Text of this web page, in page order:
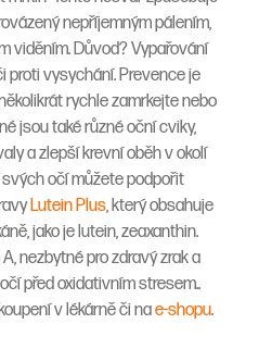
nepříjemným pálením,
viděním. Důvod? Vypařování
proti vysychání. Prevence je
rychle zamrkejte nebo
jsou také různé oční cviky,
a zlepší krevní oběh v okolí
svých očí můžete podpořit
Lutein Plus, který obsahuje
jako je lutein, zeaxanthin.
nezbytné pro zdravý zrak a
před oxidativním stresem..
v lékárně či nae-shopu.